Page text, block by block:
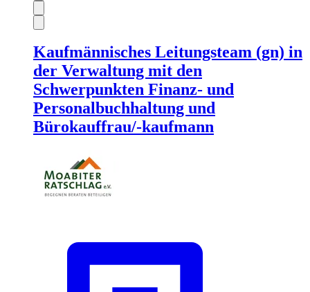
Kaufmännisches Leitungsteam (gn) in
der Verwaltung mit den
Schwerpunkten Finanz- und
Personalbuchhaltung und
Bürokauffrau/-kaufmann